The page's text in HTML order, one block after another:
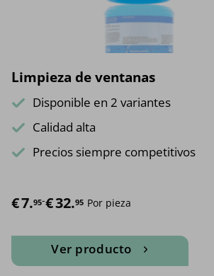
Limpieza de ventanas
Disponible en 2 variantes
Calidad alta
Precios siempre competitivos
€7.95-€32.95
Rango de precios: desde €7.95 hasta €32.95
Por pieza
Ver producto